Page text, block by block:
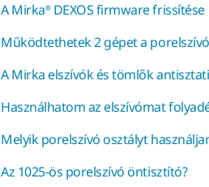
A Mirka® DEXOS firmware frissítése
Működtethetek 2 gépet a
A Mirka elszívók és tömlők
Használhatom az elszívómat
Melyik porelszívó osztályt
Az 1025-ös porelszívó öntisztító?